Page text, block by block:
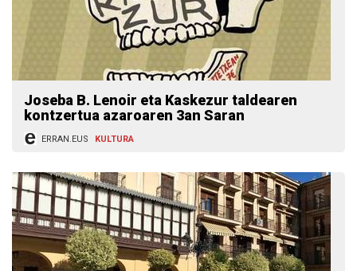
Joseba B. Lenoir eta Kaskezur taldearen
kontzertua azaroaren 3an Saran
ERRAN.EUS KULTURA